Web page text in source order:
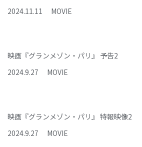
2024.11.11 MOVIE
映画『グランメゾン・パリ』 予告2
2024.9.27 MOVIE
映画『グランメゾン・パリ』 特報映像2
2024.9.27 MOVIE